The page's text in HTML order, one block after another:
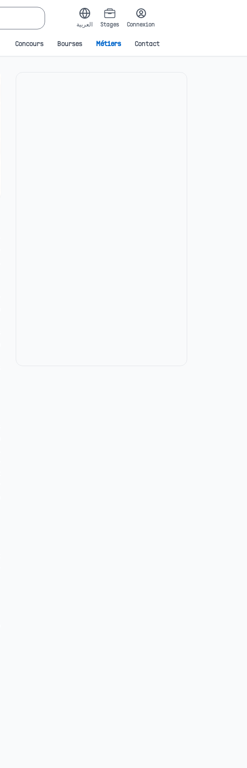
العربية Stages Connexion
Concours Bourses Métiers Contact